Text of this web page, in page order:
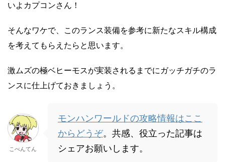
いよカプコンさん！
そんなワケで、このランス装備を参考に新たなスキル構成
を考えてもらえたらと思います。
激ムズの極ベヒーモスが実装されるまでにガッチガチのラ
ンスに仕上げておきましょう。
こべんてん
モンハンワールドの攻略情報はここ
からどうぞ。共感、役立った記事は
シェアお願いします。